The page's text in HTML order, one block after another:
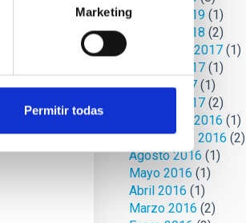
Marketing
Permitir todas
se
y
es
Febrero 2019(1)
Octubre 2018 (2)
Noviembre 2017(1)
Octubre 2017(1)
Marzo 2017(1)
Febrero 2017(2)
Noviembre 2016 (1)
Septiembre 2016 (2)
Agosto 2016 (1)
Mayo 2016 (1)
Abril 2016 (1)
Marzo 2016 (2)